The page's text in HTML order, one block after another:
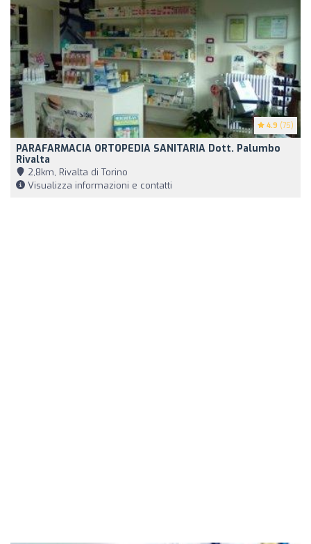
4.9 (75)
PARAFARMACIA ORTOPEDIA SANITARIA Dott. Palumbo
Rivalta
2,8km, Rivalta di Torino
Visualizza informazioni e contatti